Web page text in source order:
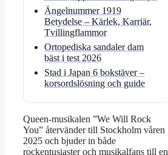
Ängelnummer 1919
Betydelse – Kärlek, Karriär,
Tvillingflammor
Ortopediska sandaler dam
bäst i test 2026
Stad i Japan 6 bokstäver –
korsordslösning och guide
Queen-musikalen ”We Will Rock
You” återvänder till Stockholm våren
2025 och bjuder in både
rockentusiaster och musikalfans till en